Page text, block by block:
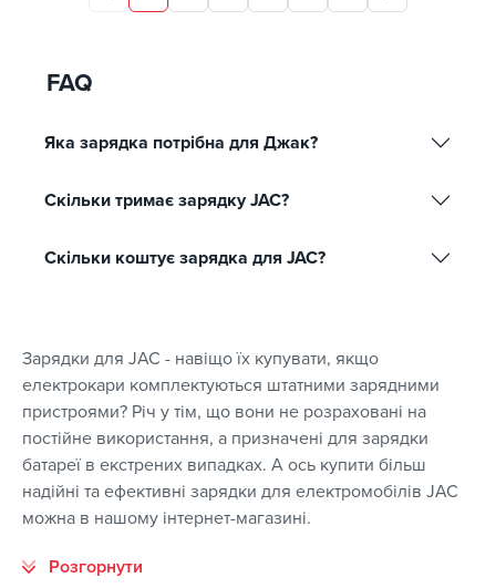
FAQ
Яка зарядка потрібна для Джак?
Скільки тримає зарядку JAC?
Скільки коштує зарядка для JAC?
Зарядки для JAC - навіщо їх купувати, якщо
електрокари комплектуються штатними зарядними
пристроями? Річ у тім, що вони не розраховані на
постійне використання, а призначені для зарядки
батареї в екстрених випадках. А ось купити більш
надійні та ефективні зарядки для електромобілів JAC
можна в нашому інтернет-магазині.